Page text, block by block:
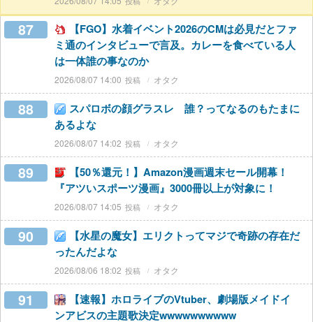
87
【FGO】水着イベント2026のCMは必見だとファ
ミ通のインタビューで言及。カレーを食べている人
は一体誰の事なのか
2026/08/07 14:00 オタク
88
スパロボの顔グラスレ 誰？ってなるのもたまに
あるよな
2026/08/07 14:02 オタク
89
【50％還元！】Amazon漫画週末セール開幕！
『アツいスポーツ漫画』3000冊以上が対象に！
2026/08/07 14:05 オタク
90
【水星の魔女】エリクトってマジで奇跡の存在だ
ったんだよな
2026/08/06 18:02 オタク
91
【速報】ホロライブのVtuber、劇場版メイドイ
ンアビスの主題歌決定wwwwwwwwww